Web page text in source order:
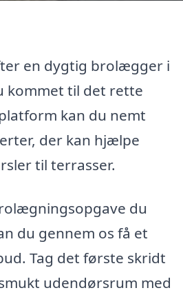
en dygtig brolægger i
kommet til det rette
kan du nemt
der kan hjælpe
til terrasser.
du
du gennem os få et
Tag det første skridt
udendørsrum med